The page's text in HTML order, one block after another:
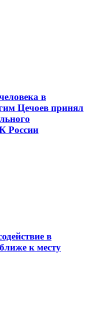
в
Цечоев принял
России
в
к месту